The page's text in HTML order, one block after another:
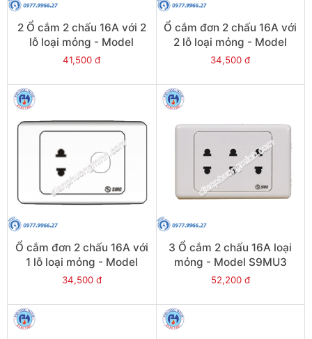
2 Ổ cắm 2 chấu 16A với 2
lỗ loại mỏng - Model
S9MU2XX
41,500 đ
Ổ cắm đơn 2 chấu 16A với
2 lỗ loại mỏng - Model
S9MUXX
34,500 đ
Ổ cắm đơn 2 chấu 16A với
1 lỗ loại mỏng - Model
S9MUX
34,500 đ
3 Ổ cắm 2 chấu 16A loại
mỏng - Model S9MU3
52,200 đ